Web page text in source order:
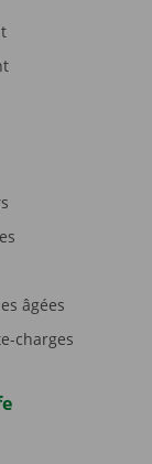
âgées
charges